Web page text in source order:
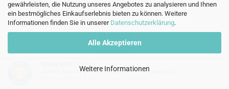
gewährleisten, die Nutzung unseres Angebotes zu analysieren und Ihnen
ein bestmögliches Einkaufserlebnis bieten zu können. Weitere
Informationen finden Sie in unserer Datenschutzerklärung.
Alle Akzeptieren
Weitere Informationen
24,99 EUR
(5 / 5)
Bewertungen bei: dawanda.com, shopvote.de ⓘ